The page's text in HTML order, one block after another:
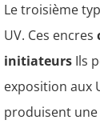
Le troisième
UV. Ces encres
initiateurs Ils
exposition aux
produisent